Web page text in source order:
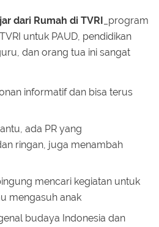
dari Rumah di TVRI _program
untuk PAUD, pendidikan
dan orang tua ini sangat
informatif dan bisa terus
ada PR yang
ringan, juga menambah
mencari kegiatan untuk
mengasuh anak
budaya Indonesia dan